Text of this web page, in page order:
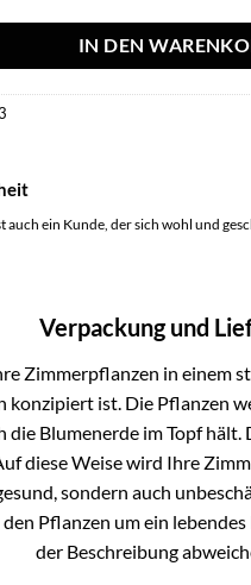
IN DEN
auch ein Kunde, der sich wohl und
Verpackung und
Zimmerpflanzen in einem
konzipiert ist. Die Pflanzen
die Blumenerde im Topf
diese Weise wird Ihre
sondern auch
Pflanzen um ein
der Beschreibung